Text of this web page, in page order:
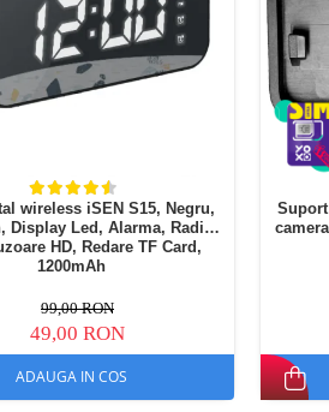
Gadgets
wireless iSEN S15, Negru,
Display Led, Alarma, Radio
HD, Redare TF Card,
1200mAh
99,00 RON
49,00 RON
ADAUGA IN COS